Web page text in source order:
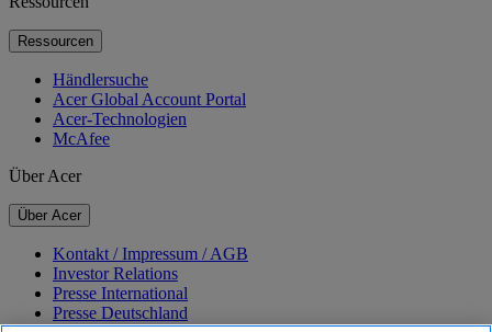
Ressourcen
Händlersuche
Acer Global Account Portal
Acer-Technologien
McAfee
Über Acer
Über Acer
Kontakt / Impressum / AGB
Investor Relations
Presse International
Presse Deutschland